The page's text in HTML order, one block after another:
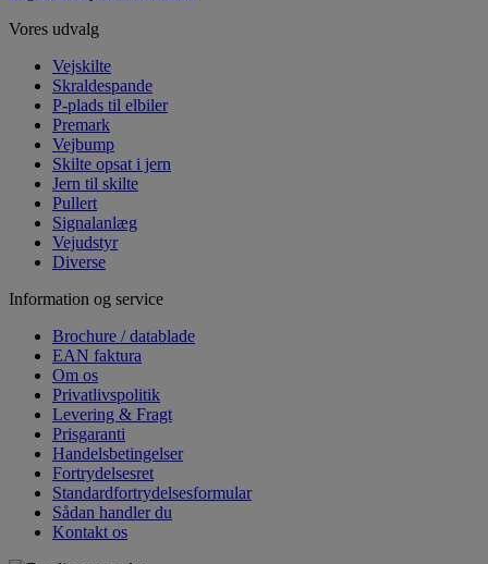
Vores udvalg
Vejskilte
Skraldespande
P-plads til elbiler
Premark
Vejbump
Skilte opsat i jern
Jern til skilte
Pullert
Signalanlæg
Vejudstyr
Diverse
Information og service
Brochure / datablade
EAN faktura
Om os
Privatlivspolitik
Levering & Fragt
Prisgaranti
Handelsbetingelser
Fortrydelsesret
Standardfortrydelsesformular
Sådan handler du
Kontakt os